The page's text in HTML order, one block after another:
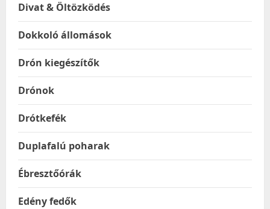
Divat & Öltözködés
Dokkoló állomások
Drón kiegészítők
Drónok
Drótkefék
Duplafalú poharak
Ébresztőórák
Edény fedők